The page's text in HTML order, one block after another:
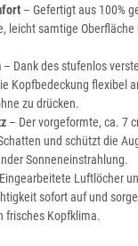
– Gefertigt aus 100%
leicht samtige
– Dank des stufenlos
Kopfbedeckung flexibel
zu drücken.
– Der vorgeformte, ca. 7
und schützt die
Sonneneinstrahlung.
Luftlöcher
sofort auf und
frisches Kopfklima.